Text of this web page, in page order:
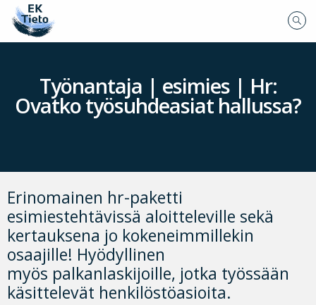
Työnantaja | esimies | Hr:
Ovatko työsuhdeasiat hallussa?
Erinomainen hr-paketti
esimiestehtävissä aloitteleville sekä
kertauksena jo kokeneimmillekin
osaajille! Hyödyllinen
myös palkanlaskijoille, jotka työssään
käsittelevät henkilöstöasioita.